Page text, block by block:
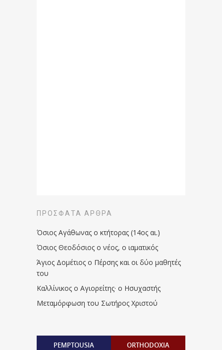
ΠΡΌΣΦΑΤΑ ΆΡΘΡΑ
Όσιος Αγάθωνας ο κτήτορας (14ος αι.)
Όσιος Θεοδόσιος ο νέος, ο ιαματικός
Άγιος Δομέτιος ο Πέρσης και οι δύο μαθητές
του
Καλλίνικος ο Αγιορείτης · ο Ησυχαστής
Μεταμόρφωση του Σωτήρος Χριστού
PEMPTOUSIA ORTHODOXIA